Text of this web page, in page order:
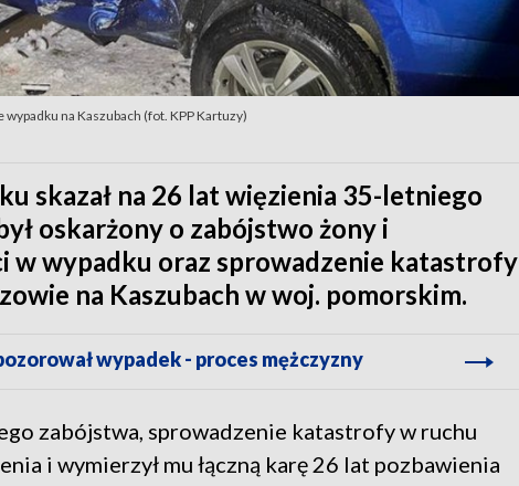
na Kaszubach (fot. KPP Kartuzy)
skazał na 26 lat więzienia 35-letniego
oskarżony o zabójstwo żony i
w wypadku oraz sprowadzenie katastrofy
na Kaszubach w woj. pomorskim.
wypadek - proces mężczyzny
zabójstwa, sprowadzenie katastrofy w ruchu
i wymierzył mu łączną karę 26 lat pozbawienia